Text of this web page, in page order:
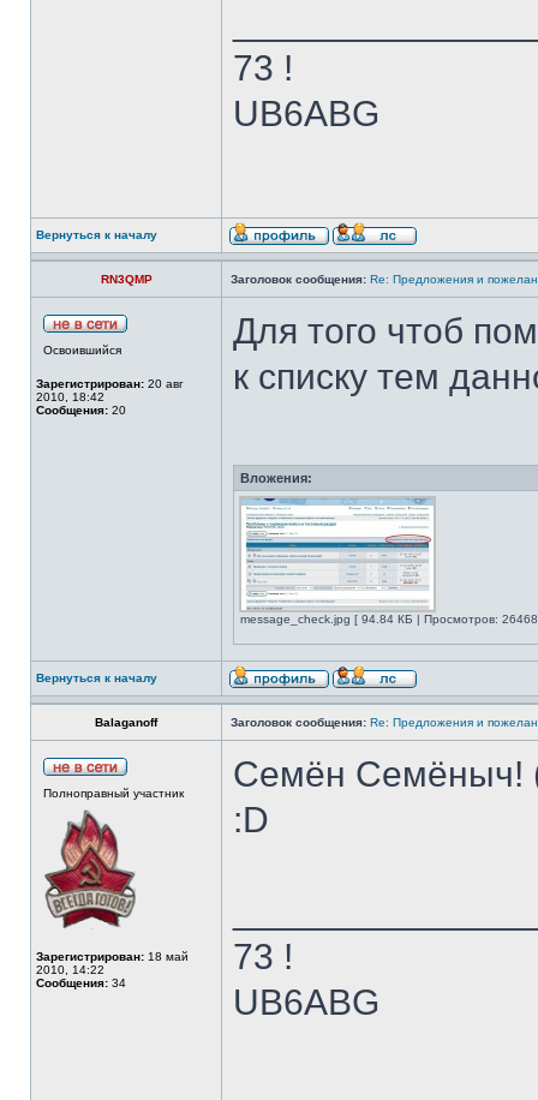
73 !
UB6ABG
Вернуться к началу
RN3QMP Заголовок сообщения: Re: Предложения и
Освоившийся
Зарегистрирован: 20 авг
2010, 18:42
Сообщения: 20
Для того чтоб
к списку тем
Вложения:
message_check.jpg [ 94.84 КБ | Просмотров:
Вернуться к началу
Balaganoff Заголовок сообщения: Re: Предложения и
Полноправный участник
Зарегистрирован: 18 май
2010, 14:22
Сообщения: 34
Семён Семёныч!
:D
73 !
UB6ABG